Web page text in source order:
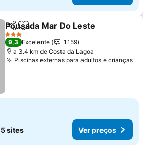
PartilharAdicionar aos favoritos
Pousada Mar Do Leste
3 Estrelas
9,3 Excelente
1.159
a 3.4 km de Costa da Lagoa
Piscinas externas para adultos e crianças
5 sites Ver preços